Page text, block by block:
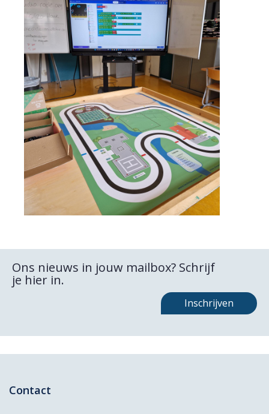
Ons nieuws in jouw mailbox? Schrijf
je hier in.
Inschrijven
Contact